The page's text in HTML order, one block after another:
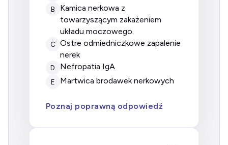
B
kamica nerkowa z
towarzyszącym zakażeniem
układu moczowego.
C ostre odmiedniczkowe zapalenie
nerek
D nefropatia IgA
E martwica brodawek nerkowych
Poznaj poprawną odpowiedź